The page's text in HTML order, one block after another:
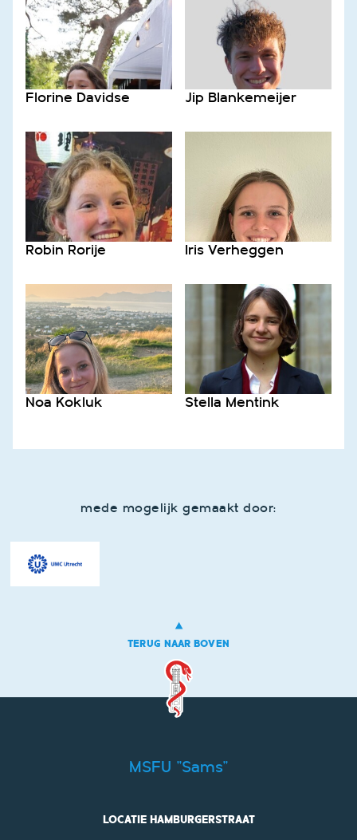
Florine Davidse Jip Blankemeijer
Robin Rorije Iris Verheggen
Noa Kokluk Stella Mentink
mede mogelijk gemaakt door:
TERUG NAAR BOVEN
MSFU "Sams"
LOCATIE HAMBURGERSTRAAT